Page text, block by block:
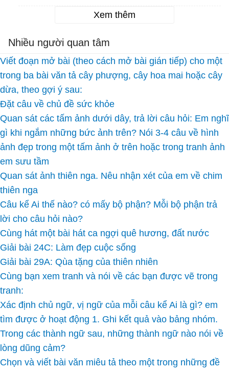
Xem thêm
Nhiều người quan tâm
Viết đoạn mở bài (theo cách mở bài gián tiếp) cho một
trong ba bài văn tả cây phượng, cây hoa mai hoặc cây
dừa, theo gợi ý sau:
Đặt câu về chủ đề sức khỏe
Quan sát các tấm ảnh dưới dây, trả lời câu hỏi: Em nghĩ
gì khi ngắm những bức ảnh trên? Nói 3-4 câu về hình
ảnh đẹp trong một tấm ảnh ở trên hoặc trong tranh ảnh
em sưu tầm
Quan sát ảnh thiên nga. Nêu nhận xét của em về chim
thiên nga
Câu kể Ai thế nào? có mấy bộ phận? Mỗi bộ phận trả
lời cho câu hỏi nào?
Cùng hát một bài hát ca ngợi quê hương, đất nước
Giải bài 24C: Làm đẹp cuộc sống
Giải bài 29A: Qùa tặng của thiên nhiên
Cùng bạn xem tranh và nói về các bạn được vẽ trong
tranh:
Xác định chủ ngữ, vị ngữ của mỗi câu kể Ai là gì? em
tìm được ở hoạt động 1. Ghi kết quả vào bảng nhóm.
Trong các thành ngữ sau, những thành ngữ nào nói về
lòng dũng cảm?
Chọn và viết bài văn miêu tả theo một trong những đề